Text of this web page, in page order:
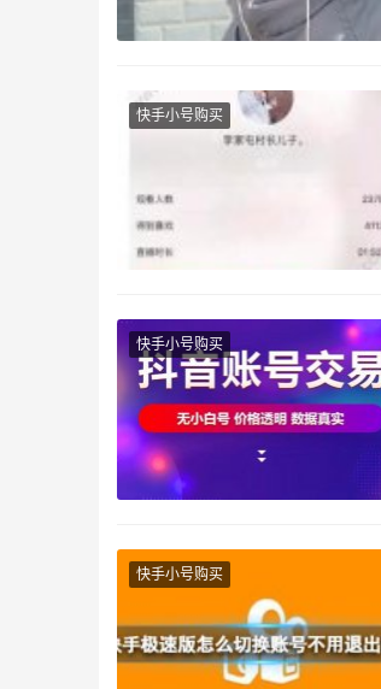
快手小号购买
快手小号购买
快手小号购买